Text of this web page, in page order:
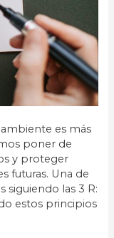
es más
poner de
y proteger
futuras. Una de
siguiendo las 3 R:
estos principios